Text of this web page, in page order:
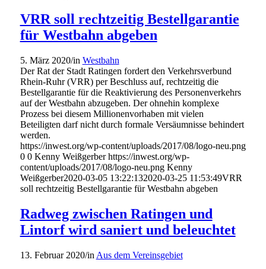
VRR soll rechtzeitig Bestellgarantie
für Westbahn abgeben
5. März 2020/in Westbahn
Der Rat der Stadt Ratingen fordert den Verkehrsverbund
Rhein-Ruhr (VRR) per Beschluss auf, rechtzeitig die
Bestellgarantie für die Reaktivierung des Personenverkehrs
auf der Westbahn abzugeben. Der ohnehin komplexe
Prozess bei diesem Millionenvorhaben mit vielen
Beteiligten darf nicht durch formale Versäumnisse behindert
werden.
https://inwest.org/wp-content/uploads/2017/08/logo-neu.png
0 0 Kenny Weißgerber https://inwest.org/wp-
content/uploads/2017/08/logo-neu.png Kenny
Weißgerber2020-03-05 13:22:132020-03-25 11:53:49VRR
soll rechtzeitig Bestellgarantie für Westbahn abgeben
Radweg zwischen Ratingen und
Lintorf wird saniert und beleuchtet
13. Februar 2020/in Aus dem Vereinsgebiet